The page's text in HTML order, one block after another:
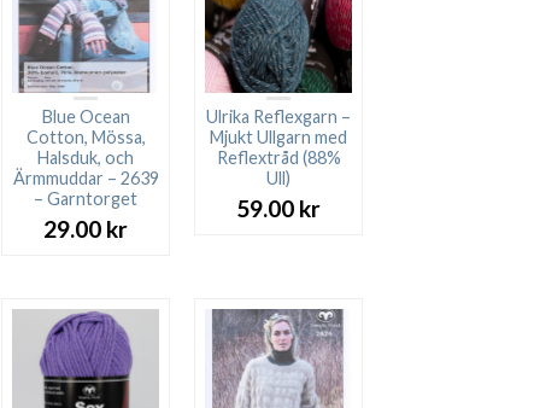
Blue Ocean
Cotton, Mössa,
Halsduk, och
Ärmmuddar – 2639
– Garntorget
29.00 kr
Ulrika Reflexgarn –
Mjukt Ullgarn med
Reflextråd (88%
Ull)
59.00 kr